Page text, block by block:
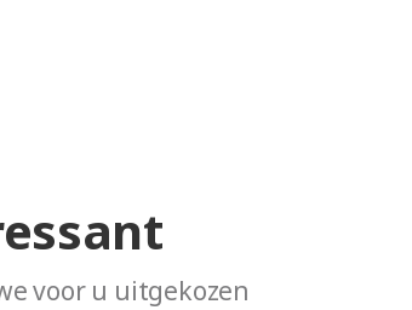
voor u uitgekozen